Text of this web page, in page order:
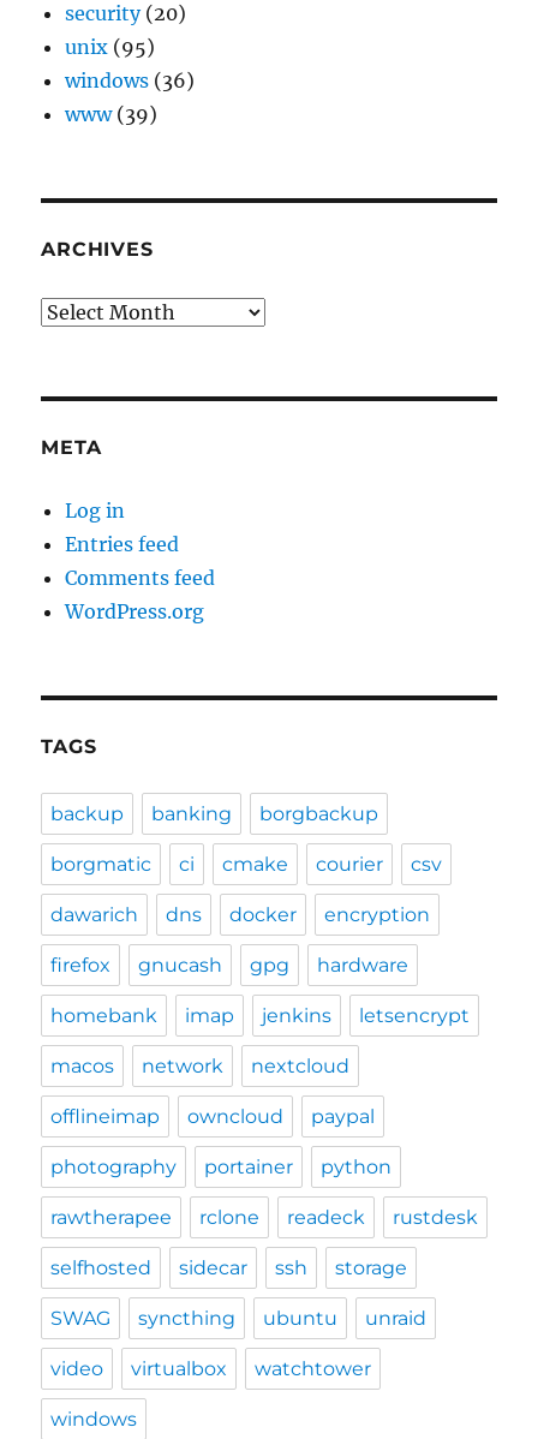
security(20)
unix (95)
windows (36)
www(39)
ARCHIVES
Archives
META
Log in
Entries feed
Comments feed
WordPress.org
TAGS
backup banking borgbackup
borgmatic ci cmake courier csv
dawarich dns docker encryption
firefox gnucash gpg hardware
homebank imap jenkins letsencrypt
macos network nextcloud
offlineimap owncloud paypal
photography portainer python
rawtherapee rclone readeck rustdesk
selfhosted sidecar ssh storage
SWAG syncthing ubuntu unraid
video virtualbox watchtower
windows